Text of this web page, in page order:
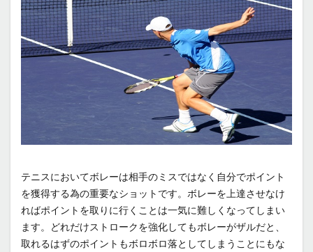
テニスにおいてボレーは相手のミスではなく自分でポイント
を獲得する為の重要なショットです。ボレーを上達させなけ
ればポイントを取りに行くことは一気に難しくなってしまい
ます。どれだけストロークを強化してもボレーがザルだと、
取れるはずのポイントもボロボロ落としてしまうことにもな